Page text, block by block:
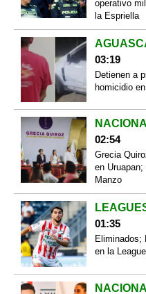
operativo
la Espriella
03:19
Detienen a
homicidio
02:54
Grecia
en
Manzo
01:35
Eliminados;
en la